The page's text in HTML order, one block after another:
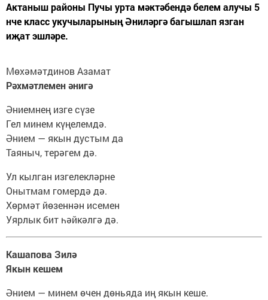
Актаныш районы Пучы урта мәктәбендә белем алучы 5
нче класс укучыларының Әниләргә багышлап язган
иҗат эшләре.
Мөхәмәтдинов Азамат
Рәхмәтлемен әнигә
Әниемнең изге сүзе
Гел минем күңелемдә.
Әнием — якын дустым да
Таяныч, терәгем дә.
Ул кылган изгелекләрне
Онытмам гомердә дә.
Хөрмәт йөзеннән исемен
Уярлык бит һәйкәлгә дә.
Кашапова Зилә
Якын кешем
Әнием — минем өчен дөньяда иң якын кеше.